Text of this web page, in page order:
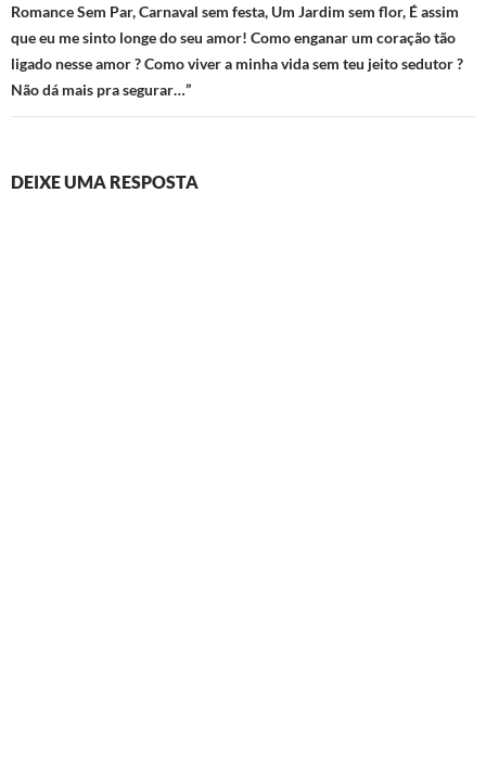
Romance Sem Par, Carnaval sem festa, Um Jardim sem flor, É assim
que eu me sinto longe do seu amor! Como enganar um coração tão
ligado nesse amor ? Como viver a minha vida sem teu jeito sedutor ?
Não dá mais pra segurar…”
DEIXE UMA RESPOSTA